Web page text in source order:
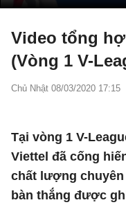
Video tổng
(Vòng 1 V-
Chủ Nhật 08/03/2020 17:15
Tại vòng 1 V-
Viettel đã cống
chất lượng
bàn thắng được